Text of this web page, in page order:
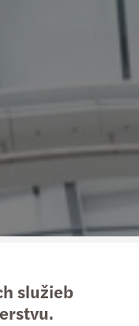
služieb